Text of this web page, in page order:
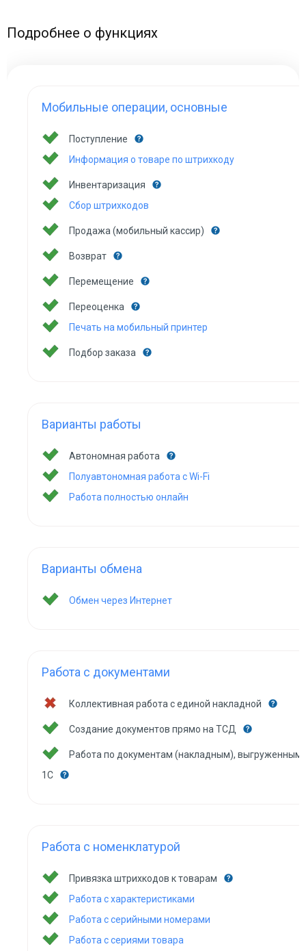
Подробнее о функциях
Мобильные операции, основные
Поступление
Информация о товаре по штрихкоду
Инвентаризация
Сбор штрихкодов
Продажа (мобильный кассир)
Возврат
Перемещение
Переоценка
Печать на мобильный принтер
Подбор заказа
Варианты работы
Автономная работа
Полуавтономная работа с Wi-Fi
Работа полностью онлайн
Варианты обмена
Обмен через Интернет
Работа с документами
Коллективная работа с единой накладной
Создание документов прямо на ТСД
Работа по документам (накладным), выгруженным
1С
Работа с номенклатурой
Привязка штрихкодов к товарам
Работа с характеристиками
Работа с серийными номерами
Работа с сериями товара